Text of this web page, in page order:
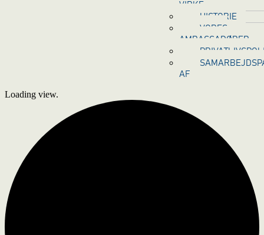
VIRKE
HISTORIE
VORES
AMBASSADØRER
AF
Loading view.